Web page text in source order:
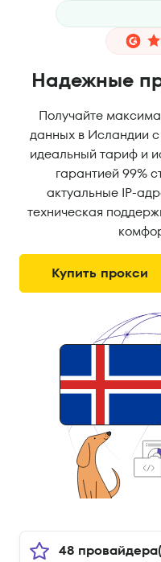
Надежные
Получайте
данных в Исландии
идеальный тариф и
гарантией 99%
актуальные IP-
техническая
Купить прокси
48